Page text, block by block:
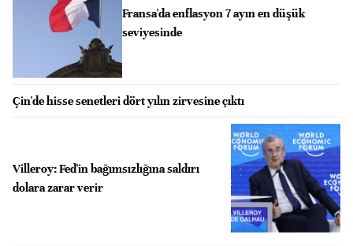
Fransa'da enflasyon 7 ayın en düşük
seviyesinde
Çin'de hisse senetleri dört yılın zirvesine çıktı
Villeroy: Fed'in bağımsızlığına saldırı
dolara zarar verir